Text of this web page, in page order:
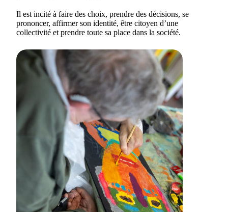
Il est incité à faire des choix, prendre des décisions, se
prononcer, affirmer son identité, être citoyen d’une
collectivité et prendre toute sa place dans la société.